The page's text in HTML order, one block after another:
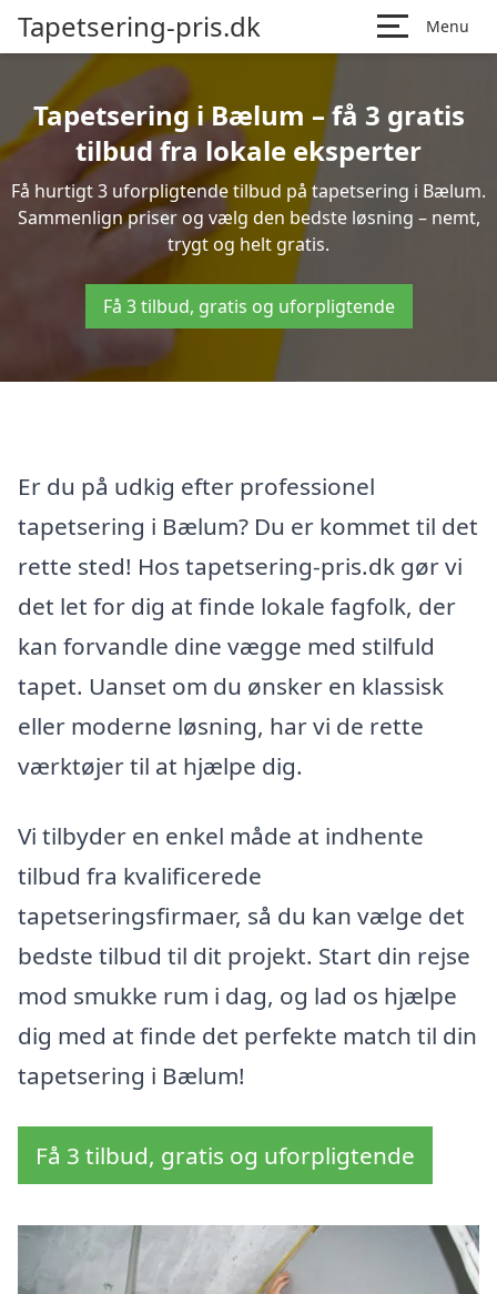
Tapetsering-pris.dk Menu
Tapetsering i Bælum – få 3 gratis
tilbud fra lokale eksperter
Få hurtigt 3 uforpligtende tilbud på tapetsering i Bælum.
Sammenlign priser og vælg den bedste løsning – nemt,
trygt og helt gratis.
Få 3 tilbud, gratis og uforpligtende
Er du på udkig efter professionel
tapetsering i Bælum? Du er kommet til det
rette sted! Hos tapetsering-pris.dk gør vi
det let for dig at finde lokale fagfolk, der
kan forvandle dine vægge med stilfuld
tapet. Uanset om du ønsker en klassisk
eller moderne løsning, har vi de rette
værktøjer til at hjælpe dig.
Vi tilbyder en enkel måde at indhente
tilbud fra kvalificerede
tapetseringsfirmaer, så du kan vælge det
bedste tilbud til dit projekt. Start din rejse
mod smukke rum i dag, og lad os hjælpe
dig med at finde det perfekte match til din
tapetsering i Bælum!
Få 3 tilbud, gratis og uforpligtende